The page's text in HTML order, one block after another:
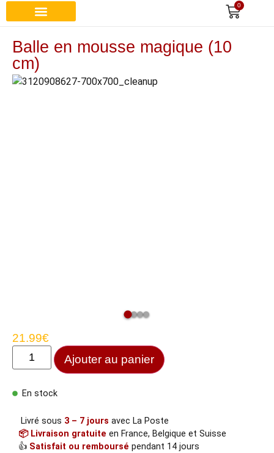
0
Balle en mousse magique (10
cm)
21.99€
Ajouter au panier
En stock
Livré sous 3 – 7 jours avec La Poste
📦 Livraison gratuite en France, Belgique et Suisse
👍 Satisfait ou remboursé pendant 14 jours